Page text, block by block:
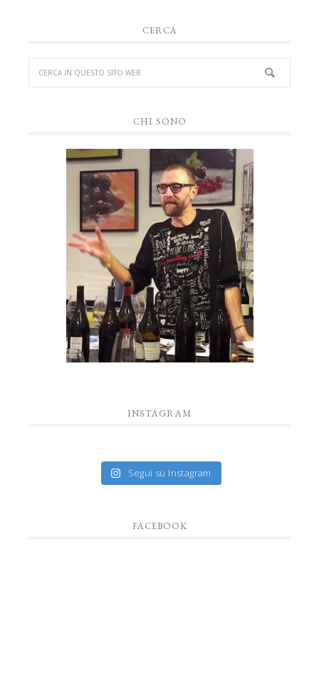
CERCA
CHI SONO
INSTAGRAM
Segui su Instagram
FACEBOOK